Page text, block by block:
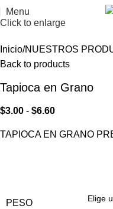
Menu
Click to enlarge
Inicio NUESTROS
Back to products
Tapioca en Grano
$3.00 - $6.60
TAPIOCA EN GRANO
PESO